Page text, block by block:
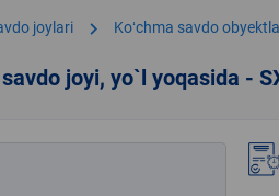
joylari chevron_right Koʻchma savdo
joyi, yo`l yoqasida -